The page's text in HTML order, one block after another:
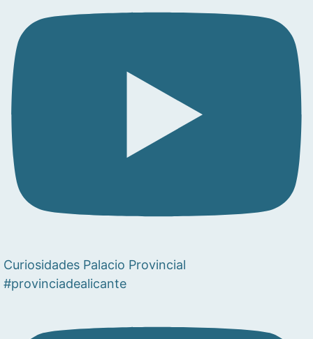
Curiosidades Palacio Provincial
#provinciadealicante